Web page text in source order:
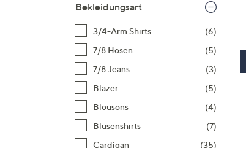
Bekleidungsart
3/4-Arm Shirts
(6)
7/8 Hosen
(5)
7/8 Jeans
(3)
Blazer
(5)
Blousons
(4)
Blusenshirts
(7)
Cardigan
(35)